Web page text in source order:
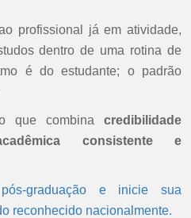
profissional já em atividade,
dentro de uma rotina de
é do estudante; o padrão
que combina credibilidade
consistente e
graduação e inicie sua
reconhecido nacionalmente.